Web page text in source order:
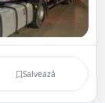
Salvează